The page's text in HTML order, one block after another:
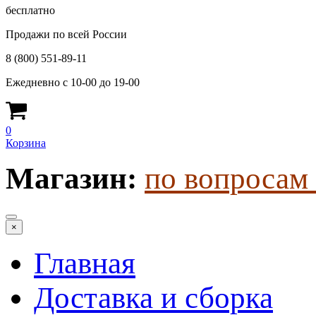
бесплатно
Продажи по всей России
8 (800) 551-89-11
Ежедневно с 10-00 до 19-00
0
Корзина
Магазин: по
×
Главная
Доставка и сборка